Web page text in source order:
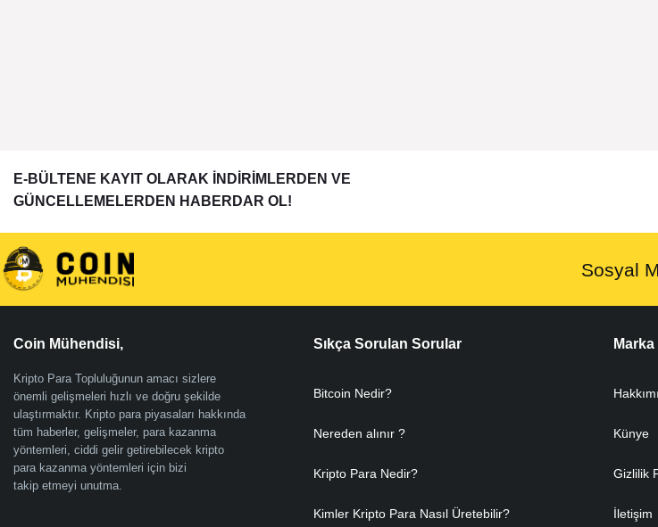
E-BÜLTENE KAYIT OLARAK İNDİRİMLERDEN VE
GÜNCELLEMELERDEN HABERDAR OL!
Sosyal
Coin Mühendisi,
Kripto Para Topluluğunun amacı sizlere
önemli gelişmeleri hızlı ve doğru şekilde
ulaştırmaktır. Kripto para piyasaları hakkında
tüm haberler, gelişmeler, para kazanma
yöntemleri, ciddi gelir getirebilecek kripto
para kazanma yöntemleri için bizi
takip etmeyi unutma.
Sıkça Sorulan Sorular
Bitcoin Nedir?
Nereden alınır ?
Kripto Para Nedir?
Kimler Kripto Para Nasıl Üretebilir?
Marka
Künye
Gizlilik
İletişim